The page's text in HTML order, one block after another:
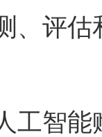
、评
智能